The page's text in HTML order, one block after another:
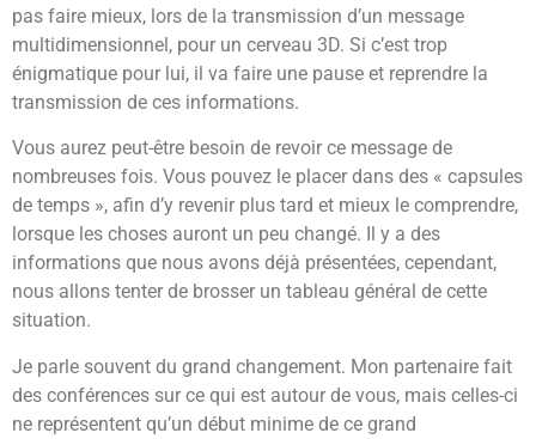
pas faire mieux, lors de la transmission d’un message
multidimensionnel, pour un cerveau 3D. Si c’est trop
énigmatique pour lui, il va faire une pause et reprendre la
transmission de ces informations.
Vous aurez peut-être besoin de revoir ce message de
nombreuses fois. Vous pouvez le placer dans des « capsules
de temps », afin d’y revenir plus tard et mieux le comprendre,
lorsque les choses auront un peu changé. Il y a des
informations que nous avons déjà présentées, cependant,
nous allons tenter de brosser un tableau général de cette
situation.
Je parle souvent du grand changement. Mon partenaire fait
des conférences sur ce qui est autour de vous, mais celles-ci
ne représentent qu’un début minime de ce grand